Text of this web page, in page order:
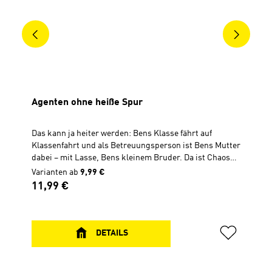
Agenten ohne heiße Spur
Das kann ja heiter werden: Bens Klasse fährt auf
Klassenfahrt und als Betreuungsperson ist Bens Mutter
dabei – mit Lasse, Bens kleinem Bruder. Da ist Chaos
vorprogrammiert! Denn zu allem Überfluss entdecken
Ben, Lasse und einige andere Kinder beim Spielen im
Wald einen merkwürdigen Lieferwagen. Neugierig, wie
Abenteuer. Ohne die Kinder zu bemerken, kehren die
Varianten ab 9,99 €
Regulärer Preis:
11,99 €
DETAILS